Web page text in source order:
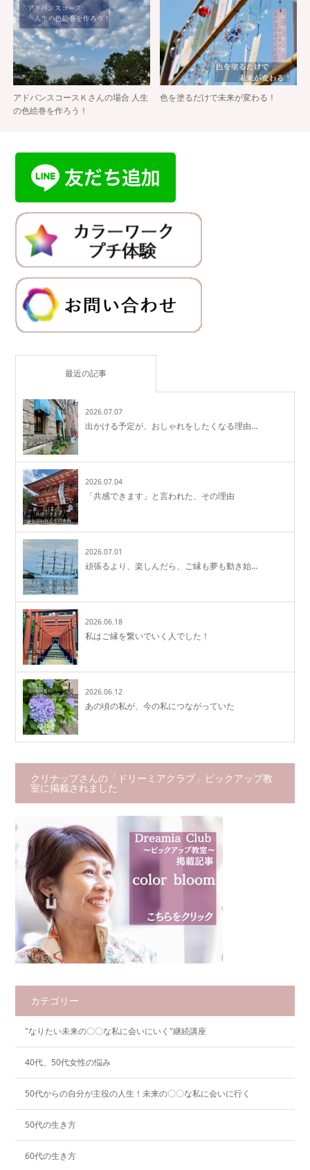
アドバンスコースＫさんの場合 人生
の色絵巻を作ろう！
色を塗るだけで未来が変わる！
最近の記事
2026.07.07
出かける予定が、おしゃれをしたくなる理由…
2026.07.04
「共感できます」と言われた、その理由
2026.07.01
頑張るより、楽しんだら、ご縁も夢も動き始…
2026.06.18
私はご縁を繋いでいく人でした！
2026.06.12
あの頃の私が、今の私につながっていた
クリナップさんの「ドリーミアクラブ」ピックアップ教
室に掲載されました
カテゴリー
"なりたい未来の〇〇な私に会いにいく"継続講座
40代、50代女性の悩み
50代からの自分が主役の人生！未来の〇〇な私に会いに行く
50代の生き方
60代の生き方